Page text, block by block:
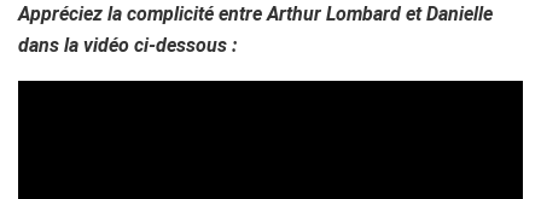
Appréciez la complicité entre Arthur Lombard et Danielle
dans la vidéo ci-dessous :